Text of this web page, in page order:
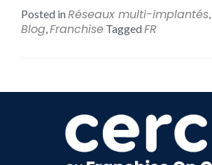
Posted inRéseaux multi-implantés,
Blog,Franchise TaggedFR